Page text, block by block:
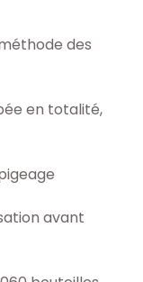
des
en totalité,
avant